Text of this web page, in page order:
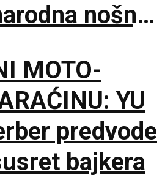
nošnja
MOTO-
YU
predvode
bajkera